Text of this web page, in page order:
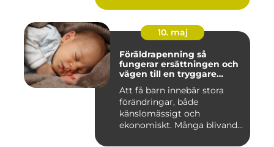
10. maj
Föräldrapenning så
fungerar ersättningen och
vägen till en tryggare
Att få barn innebär stora
förändringar, både
känslomässigt och
ekonomiskt. Många blivande